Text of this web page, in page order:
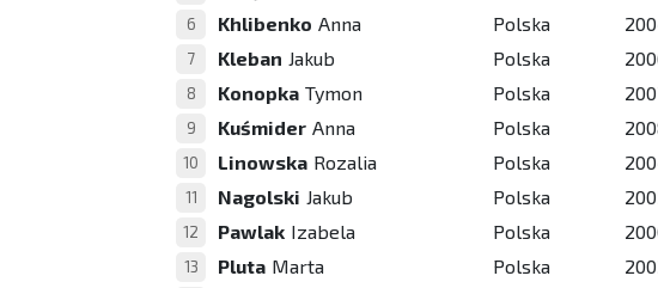
6 Khlibenko Anna Polska
7 Kleban Jakub Polska
8 Konopka Tymon Polska
9 Kuśmider Anna Polska
10 Linowska Rozalia Polska
11 Nagolski Jakub Polska
12 Pawlak Izabela Polska
13 Pluta Marta Polska